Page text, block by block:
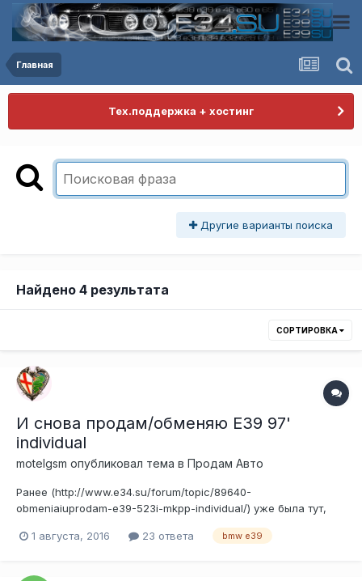
Главная
Тех.поддержка + хостинг
Другие варианты поиска
Найдено 4 результата
СОРТИРОВКА
И снова продам/обменяю E39 97'
individual
motelgsm опубликовал тема в Продам Авто
Ранее (http://www.e34.su/forum/topic/89640-
obmeniaiuprodam-e39-523i-mkpp-individual/) уже была тут,
как не удивительно - Лавр 202. везде 12-12.5, могу промерять
так же не поставлена:)...
1 августа, 2016 23 ответа bmw e39